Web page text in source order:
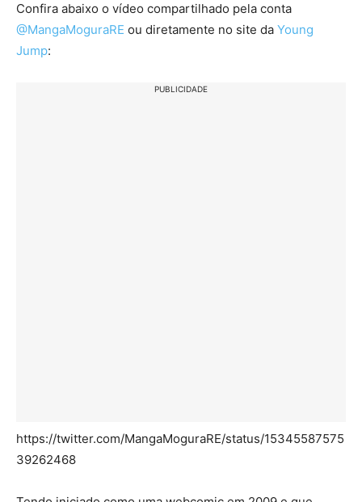
Confira abaixo o vídeo compartilhado pela conta
@MangaMoguraRE ou diretamente no site da Young
Jump:
PUBLICIDADE
https://twitter.com/MangaMoguraRE/status/15345587575
39262468